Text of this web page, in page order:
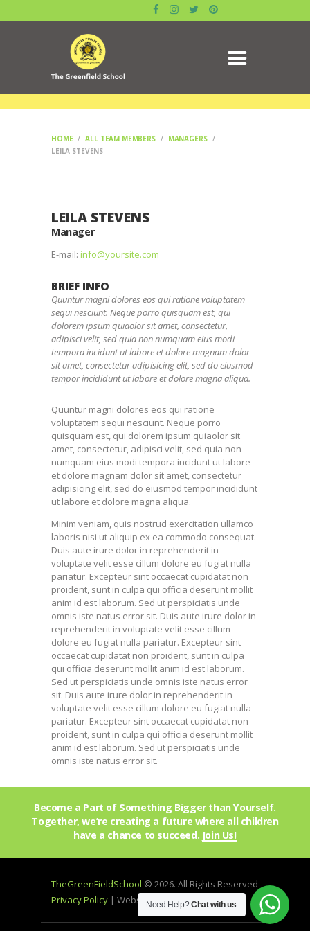
HOME ALL TEAM MEMBERS
MANAGERS
LEILA STEVENS
ACADEMICS
DATE SHEET
ADMISSION
RESULT
MANDATORY PUBLIC
DISCLOSURE
BLOG
SYLLABUS
BOOK
LEILA STEVENS
Manager
E-mail: info@yoursite.com
BRIEF INFO
Quuntur magni dolores eos qui ratione voluptatem
sequi nesciunt. Neque porro quisquam est, qui
dolorem ipsum quiaolor sit amet, consectetur,
adipisci velit, sed quia non numquam eius modi
tempora incidunt ut labore et dolore magnam dolor
sit amet, consectetur adipisicing elit, sed do eiusmod
tempor incididunt ut labore et dolore magna aliqua.
Quuntur magni dolores eos qui ratione
voluptatem sequi nesciunt. Neque porro
quisquam est, qui dolorem ipsum quiaolor sit
amet, consectetur, adipisci velit, sed quia non
numquam eius modi tempora incidunt ut labore
et dolore magnam dolor sit amet, consectetur
adipisicing elit, sed do eiusmod tempor incididunt
ut labore et dolore magna aliqua.
Minim veniam, quis nostrud exercitation ullamco
laboris nisi ut aliquip ex ea commodo consequat.
Duis aute irure dolor in reprehenderit in
voluptate velit esse cillum dolore eu fugiat nulla
pariatur. Excepteur sint occaecat cupidatat non
proident, sunt in culpa qui officia deserunt mollit
anim id est laborum. Sed ut perspiciatis unde
omnis iste natus error sit. Duis aute irure dolor in
reprehenderit in voluptate velit esse cillum
dolore eu fugiat nulla pariatur. Excepteur sint
occaecat cupidatat non proident, sunt in culpa
qui officia deserunt mollit anim id est laborum.
Sed ut perspiciatis unde omnis iste natus error
sit. Duis aute irure dolor in reprehenderit in
voluptate velit esse cillum dolore eu fugiat nulla
pariatur. Excepteur sint occaecat cupidatat non
proident, sunt in culpa qui officia deserunt mollit
anim id est laborum. Sed ut perspiciatis unde
omnis iste natus error sit.
Become a Part of Something Bigger than Yourself.
Together, we’re creating a future where all children
have a chance to succeed. Join Us!
TheGreenFieldSchool © 2026. All Rights Reserved
Privacy Policy | Website by mprohub
Need Help?Chat with us